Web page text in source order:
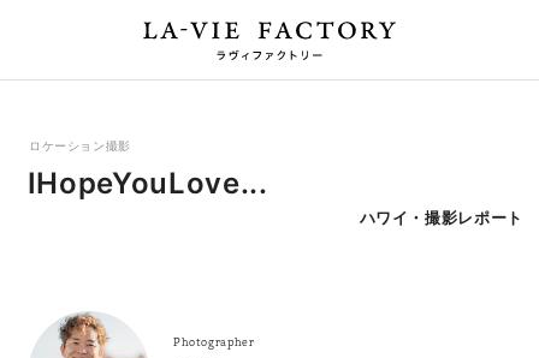
ロケーション撮影
IHopeYouLove...
ハワイ・撮影レポート
Photographer